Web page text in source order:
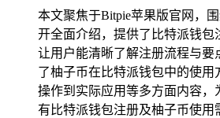
本文聚焦于Bitpie苹果版官网，
开全面介绍，提供了比特派钱包
让用户能清晰了解注册流程与要
了柚子币在比特派钱包中的使用
操作到实际应用等多方面内容，
有比特派钱包注册及柚子币使用